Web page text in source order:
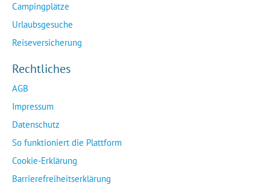
Campingplätze
Urlaubsgesuche
Reiseversicherung
Rechtliches
AGB
Impressum
Datenschutz
So funktioniert die Plattform
Cookie-Erklärung
Barrierefreiheitserklärung